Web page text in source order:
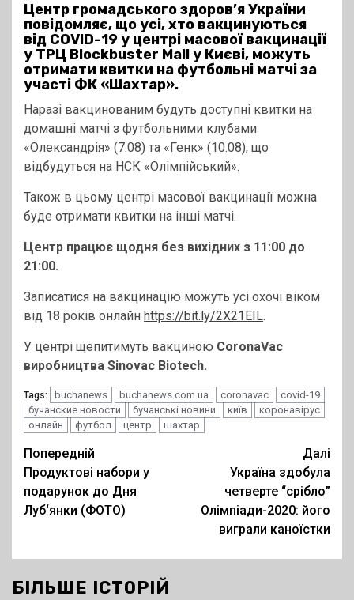
Центр громадського здоров’я України
повідомляє, що усі, хто вакцинуються
від COVID-19 у центрі масової вакцинації
у ТРЦ Blockbuster Mall у Києві, можуть
отримати квитки на футбольні матчі за
участі ФК «Шахтар».
Наразі вакцинованим будуть доступні квитки на
домашні матчі з футбольними клубами
«Олександрія» (7.08) та «Генк» (10.08), що
відбудуться на НСК «Олімпійський».
Також в цьому центрі масової вакцинації можна
буде отримати квитки на інші матчі.
Центр працює щодня без вихідних з 11:00 до
21:00.
Записатися на вакцинацію можуть усі охочі віком
від 18 років онлайн https://bit.ly/2X21EIL.
У центрі щепитимуть вакциною CoronaVac
виробництва Sinovac Biotech.
Tags: buchanews buchanews.com.ua coronavac
covid-19
бучанские новости
бучанські новини київ
коронавірус
онлайн
футбол центр шахтар
Post
navigation
Попередній
Продуктові набори у
подарунок до Дня
Луб‘янки (ФОТО)
Далі
Україна здобула
четверте “срібло”
Олімпіади-2020: його
виграли каноїстки
БІЛЬШЕ ІСТОРІЙ